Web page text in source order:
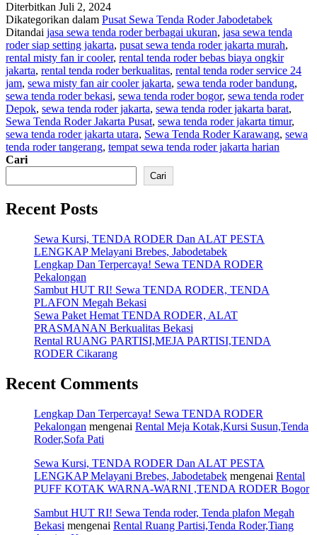
FAN
AIR
COOLER
DAN
TENDA
GUDANG
JUMBO
AREA
JAKARTA
Diterbitkan Juli 2, 2024
Dikategorikan dalam Pusat Sewa Tenda Roder Jabodetabek
Ditandai jasa sewa tenda roder berbagai ukuran, jasa sewa tenda
roder siap setting jakarta, pusat sewa tenda roder jakarta murah,
rental misty fan ir cooler, rental tenda roder bebas biaya ongkir
jakarta, rental tenda roder berkualitas, rental tenda roder service 24
jam, sewa misty fan air cooler jakarta, sewa tenda roder bandung,
sewa tenda roder bekasi, sewa tenda roder bogor, sewa tenda roder
Depok, sewa tenda roder jakarta, sewa tenda roder jakarta barat,
Sewa Tenda Roder Jakarta Pusat, sewa tenda roder jakarta timur,
sewa tenda roder jakarta utara, Sewa Tenda Roder Karawang, sewa
tenda roder tangerang, tempat sewa tenda roder jakarta harian
Cari
Cari
Recent Posts
Sewa Kursi, TENDA RODER Dan ALAT PESTA
LENGKAP Melayani Brebes, Jabodetabek
Lengkap Dan Terpercaya! Sewa TENDA RODER
Pekalongan
Sambut HUT RI! Sewa TENDA RODER, TENDA
PLAFON Megah Bekasi
Sewa Paket Hemat TENDA RODER, ALAT
PRASMANAN Berkualitas Bekasi
Rental RUANG PARTISI,MEJA PARTISI,TENDA
RODER Cikarang
Recent Comments
Lengkap Dan Terpercaya! Sewa TENDA RODER
Pekalongan mengenai Rental Meja Kotak,Kursi Susun,Tenda
Roder,Sofa Pati
Sewa Kursi, TENDA RODER Dan ALAT PESTA
LENGKAP Melayani Brebes, Jabodetabek mengenai Rental
PUFF KOTAK WARNA-WARNI ,TENDA RODER Bogor
Sambut HUT RI! Sewa Tenda roder, Tenda plafon Megah
Bekasi mengenai Rental Ruang Partisi,Tenda Roder,Tiang